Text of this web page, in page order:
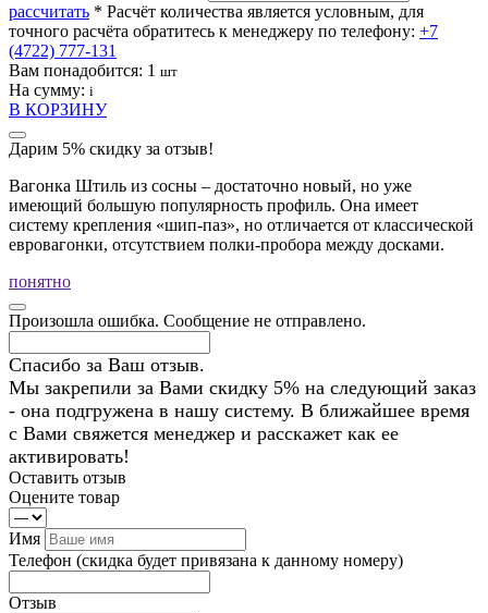
рассчитать * Расчёт количества является условным, для
точного расчёта обратитесь к менеджеру по телефону: +7
(4722) 777-131
Вам понадобится: 1 шт
На сумму: i
В КОРЗИНУ
Дарим 5% скидку за отзыв!
Вагонка Штиль из сосны – достаточно новый, но уже
имеющий большую популярность профиль. Она имеет
систему крепления «шип-паз», но отличается от классической
евровагонки, отсутствием полки-пробора между досками.
понятно
Произошла ошибка. Сообщение не отправлено.
Спасибо за Ваш отзыв.
Мы закрепили за Вами скидку 5% на следующий заказ
- она подгружена в нашу систему. В ближайшее время
с Вами свяжется менеджер и расскажет как ее
активировать!
Оставить отзыв
Оцените товар
Имя
Телефон (скидка будет привязана к данному номеру)
Отзыв